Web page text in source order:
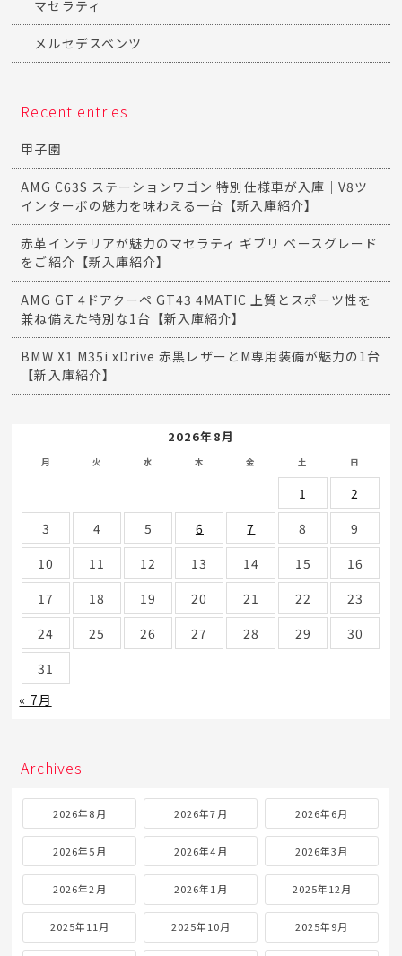
マセラティ
メルセデスベンツ
Recent entries
甲子園
AMG C63S ステーションワゴン 特別仕様車が入庫｜V8ツ
インターボの魅力を味わえる一台【新入庫紹介】
赤革インテリアが魅力のマセラティ ギブリ ベースグレード
をご紹介【新入庫紹介】
AMG GT 4ドアクーペ GT43 4MATIC 上質とスポーツ性を
兼ね備えた特別な1台【新入庫紹介】
BMW X1 M35i xDrive 赤黒レザーとM専用装備が魅力の1台
【新入庫紹介】
2026年8月
月 火 水 木 金 土 日
1
2
3
4 5 6 7 8
9
10
11 12 13 14 15
16
17
18 19 20 21 22
23
24
25 26 27 28 29
30
31
« 7月
Archives
2026年8月 2026年7月 2026年6月
2026年5月 2026年4月 2026年3月
2026年2月 2026年1月 2025年12月
2025年11月 2025年10月 2025年9月